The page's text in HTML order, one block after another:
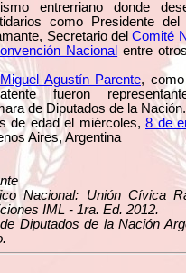
entrerriano donde
como Presidente del
Secretario delComité
Nacional entre
Miguel Agustín Parente,
fueron
de Diputados de la Nación.
de edad el miércoles, 8 de
Aires, Argentina
Nacional: Unión Cívica
IML - 1ra. Ed. 2012.
Diputados de la Nación